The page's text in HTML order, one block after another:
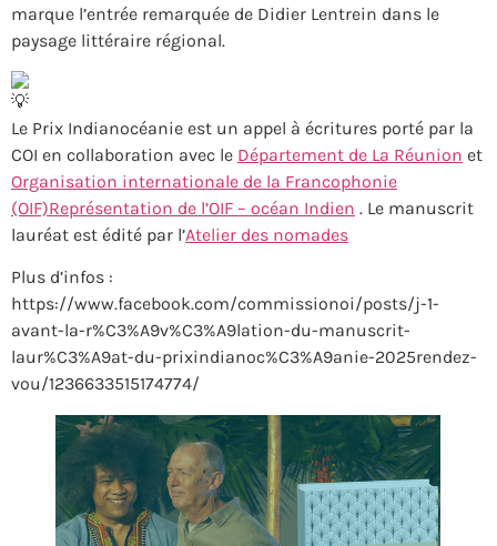
marque l’entrée remarquée de Didier Lentrein dans le
paysage littéraire régional.
Le Prix Indianocéanie est un appel à écritures porté par la
COI en collaboration avec le Département de La Réunion et
Organisation internationale de la Francophonie
(OIF)Représentation de l’OIF – océan Indien . Le manuscrit
lauréat est édité par l’Atelier des nomades
Plus d’infos :
https://www.facebook.com/commissionoi/posts/j-1-
avant-la-r%C3%A9v%C3%A9lation-du-manuscrit-
laur%C3%A9at-du-prixindianoc%C3%A9anie-2025rendez-
vou/1236633515174774/